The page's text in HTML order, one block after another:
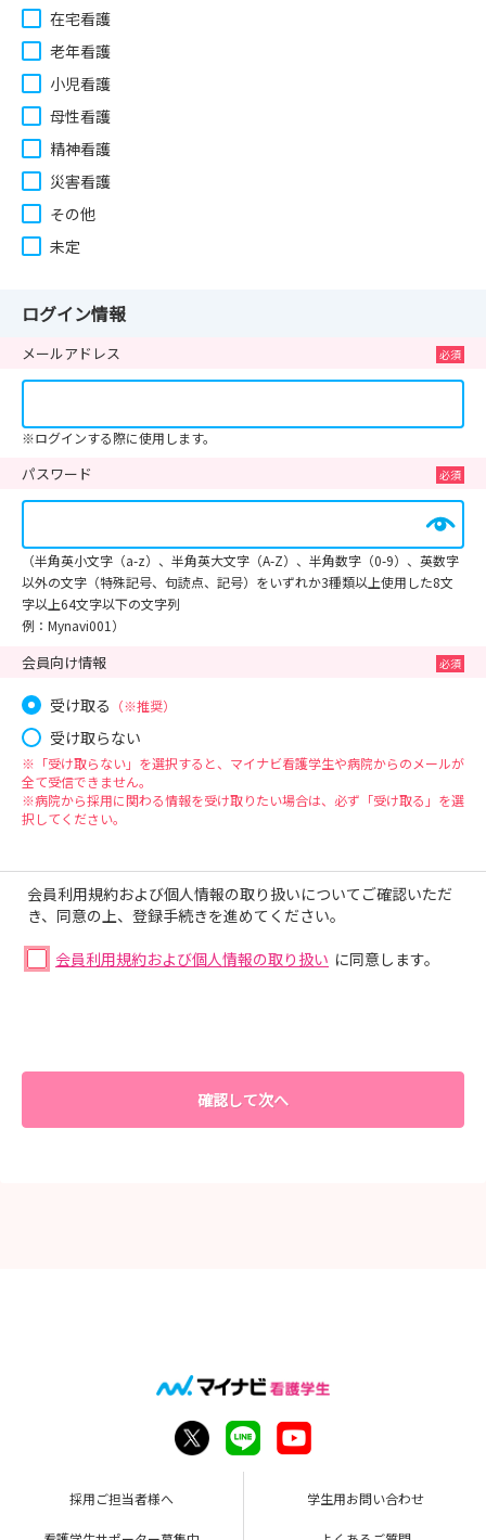
在宅看護
老年看護
小児看護
母性看護
精神看護
災害看護
その他
未定
ログイン情報
メールアドレス
※ログインする際に使用します。
パスワード
（半角英小文字（a-z）、半角英大文字（A-Z）、半角数字（0-9）、英数字
以外の文字（特殊記号、句読点、記号）をいずれか3種類以上使用した8文
字以上64文字以下の文字列
例：Mynavi001）
会員向け情報
受け取る （※推奨）
受け取らない
※「受け取らない」を選択すると、マイナビ看護学生や病院からのメールが
全て受信できません。
※病院から採用に関わる情報を受け取りたい場合は、必ず「受け取る」を選
択してください。
会員利用規約および個人情報の取り扱いについてご確認いただ
き、同意の上、登録手続きを進めてください。
会員利用規約および個人情報の取り扱い に同意します。
確認して次へ
採用ご担当者様へ 学生用お問い合わせ